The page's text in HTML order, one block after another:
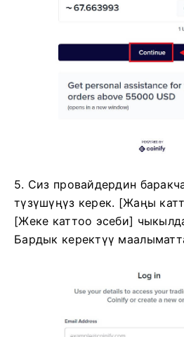
5. Сиз провайдердин
түзүшүңүз керек. [Жаңы
[Жеке каттоо эсеби]
Бардык керектүү